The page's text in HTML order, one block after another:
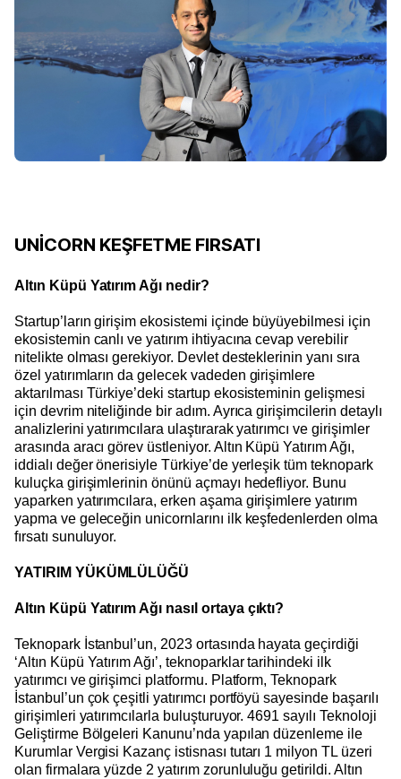
UNİCORN KEŞFETME FIRSATI
Altın Küpü Yatırım Ağı nedir?
Startup’ların girişim ekosistemi içinde büyüyebilmesi için
ekosistemin canlı ve yatırım ihtiyacına cevap verebilir
nitelikte olması gerekiyor. Devlet desteklerinin yanı sıra
özel yatırımların da gelecek vadeden girişimlere
aktarılması Türkiye’deki startup ekosisteminin gelişmesi
için devrim niteliğinde bir adım. Ayrıca girişimcilerin detaylı
analizlerini yatırımcılara ulaştırarak yatırımcı ve girişimler
arasında aracı görev üstleniyor. Altın Küpü Yatırım Ağı,
iddialı değer önerisiyle Türkiye’de yerleşik tüm teknopark
kuluçka girişimlerinin önünü açmayı hedefliyor. Bunu
yaparken yatırımcılara, erken aşama girişimlere yatırım
yapma ve geleceğin unicornlarını ilk keşfedenlerden olma
fırsatı sunuluyor.
YATIRIM YÜKÜMLÜLÜĞÜ
Altın Küpü Yatırım Ağı nasıl ortaya çıktı?
Teknopark İstanbul’un, 2023 ortasında hayata geçirdiği
‘Altın Küpü Yatırım Ağı’, teknoparklar tarihindeki ilk
yatırımcı ve girişimci platformu. Platform, Teknopark
İstanbul’un çok çeşitli yatırımcı portföyü sayesinde başarılı
girişimleri yatırımcılarla buluşturuyor. 4691 sayılı Teknoloji
Geliştirme Bölgeleri Kanunu’nda yapılan düzenleme ile
Kurumlar Vergisi Kazanç istisnası tutarı 1 milyon TL üzeri
olan firmalara yüzde 2 yatırım zorunluluğu getirildi. Altın